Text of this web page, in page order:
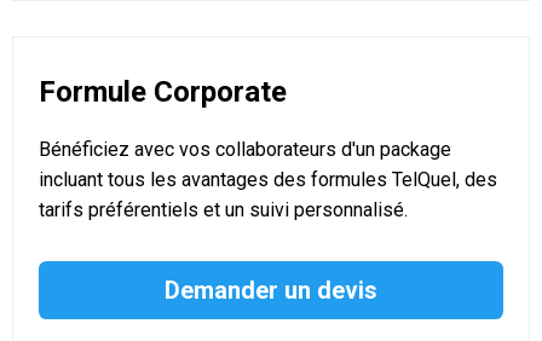
Formule Corporate
Bénéficiez avec vos collaborateurs d'un package
incluant tous les avantages des formules TelQuel, des
tarifs préférentiels et un suivi personnalisé.
Demander un devis